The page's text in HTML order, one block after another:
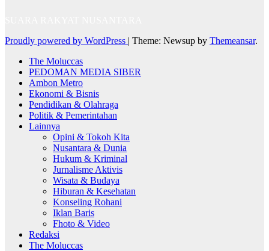
Proudly powered by WordPress | Theme: Newsup by Themeansar.
The Moluccas
PEDOMAN MEDIA SIBER
Ambon Metro
Ekonomi & Bisnis
Pendidikan & Olahraga
Politik & Pemerintahan
Lainnya
Opini & Tokoh Kita
Nusantara & Dunia
Hukum & Kriminal
Jurnalisme Aktivis
Wisata & Budaya
Hiburan & Kesehatan
Konseling Rohani
Iklan Baris
Fhoto & Video
Redaksi
The Moluccas